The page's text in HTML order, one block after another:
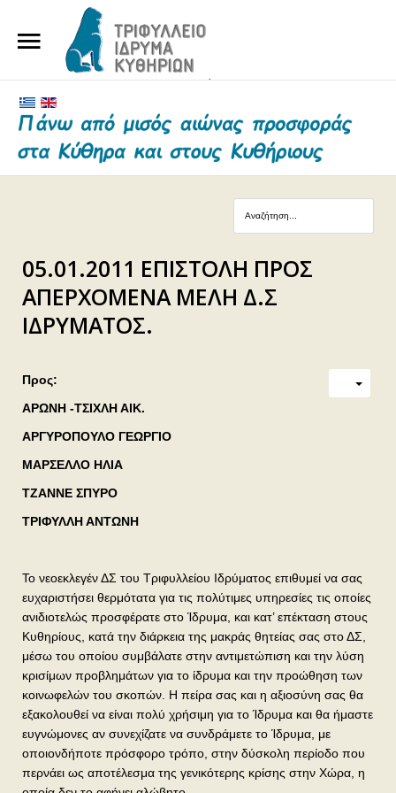
ΤΟ ΙΔΡΥΜΑ
ΕΥΕΡΓΕΤΕΣ ΚΑΙ ΔΩΡΗΤΕΣ
ΕΠΙΚΟΙΝΩΝΙΑ
05.01.2011 ΕΠΙΣΤΟΛΗ ΠΡΟΣ
ΑΠΕΡΧΟΜΕΝΑ ΜΕΛΗ Δ.Σ
ΙΔΡΥΜΑΤΟΣ.
Προς:
ΑΡΩΝΗ -ΤΣΙΧΛΗ ΑΙΚ.
ΑΡΓΥΡΟΠΟΥΛΟ ΓΕΩΡΓΙΟ
ΜΑΡΣΕΛΛΟ ΗΛΙΑ
ΤΖΑΝΝΕ ΣΠΥΡΟ
ΤΡΙΦΥΛΛΗ ΑΝΤΩΝΗ
Το νεοεκλεγέν ΔΣ του Τριφυλλείου Ιδρύματος επιθυμεί να σας
ευχαριστήσει θερμότατα για τις πολύτιμες υπηρεσίες τις οποίες
ανιδιοτελώς προσφέρατε στο Ίδρυμα, και κατ’ επέκταση στους
Κυθηρίους, κατά την διάρκεια της μακράς θητείας σας στο ΔΣ,
μέσω του οποίου συμβάλατε στην αντιμετώπιση και την λύση
κρισίμων προβλημάτων για το ίδρυμα και την προώθηση των
κοινωφελών του σκοπών. Η πείρα σας και η αξιοσύνη σας θα
εξακολουθεί να είναι πολύ χρήσιμη για το Ίδρυμα και θα ήμαστε
ευγνώμονες αν συνεχίζατε να συνδράμετε το Ίδρυμα, με
οποιονδήποτε πρόσφορο τρόπο, στην δύσκολη περίοδο που
περνάει ως αποτέλεσμα της γενικότερης κρίσης στην Χώρα, η